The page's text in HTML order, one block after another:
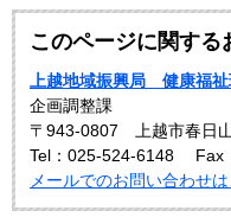
このページに関する
上越地域振興局 健康福
企画調整課
〒943-0807 上越市春日
Tel：025-524-6148
Fax
メールでのお問い合わせ